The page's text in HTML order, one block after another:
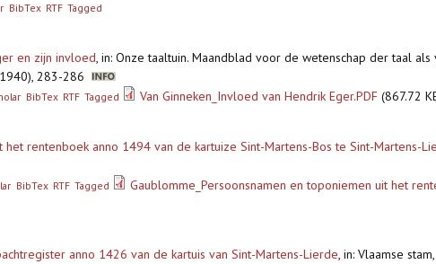
BibTex RTF Tagged
en zijn invloed, in: Onze taaltuin. Maandblad voor de wetenschap der taal als
283-286
BibTex RTF Tagged Van Ginneken_Invloed van Hendrik Eger.PDF (867.72
het rentenboek anno 1494 van de kartuize Sint-Martens-Bos te Sint-Martens-
BibTex RTF Tagged
Gaublomme_Persoonsnamen en toponiemen uit het
anno 1426 van de kartuis van Sint-Martens-Lierde, in: Vlaamse